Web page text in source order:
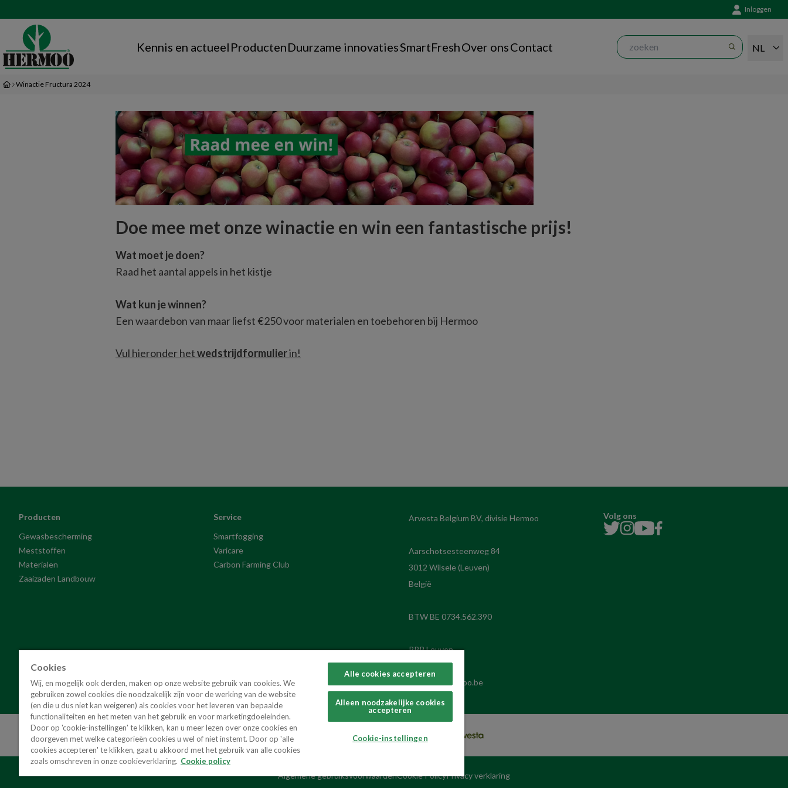
Inloggen
Kennis en actueel ProductenDuurzame innovatiesSmartFreshOver onsContact NL
Winactie Fructura 2024
Doe mee met onze winactie en win een fantastische prijs!
Wat moet je doen?
Raad het aantal appels in het kistje
Wat kun je winnen?
Een waardebon van maar liefst €250 voor materialen en toebehoren bij Hermoo
Vul hieronder het wedstrijdformulier in!
Producten
Gewasbescherming
Meststoffen
Materialen
Zaaizaden Landbouw
Service
Smartfogging
Varicare
Carbon Farming Club
Aarschotsesteenweg 84
3012 Wilsele (Leuven)
België
BTW BE 0734.562.390
RPR Leuven
hermoo@hermoo.be
Volg ons
Algemene gebruiksvoorwaardenCookie PolicyPrivacy verklaring
Cookies
Wij, en mogelijk ook derden, maken op onze website gebruik van cookies. We
gebruiken zowel cookies die noodzakelijk zijn voor de werking van de website
(en die u dus niet kan weigeren) als cookies voor het leveren van bepaalde
functionaliteiten en het meten van het gebruik en voor marketingdoeleinden.
Door op 'cookie-instellingen' te klikken, kan u meer lezen over onze cookies en
doorgeven met welke categorieën cookies u wel of niet instemt. Door op 'alle
cookies accepteren' te klikken, gaat u akkoord met het gebruik van alle cookies
zoals omschreven in onze cookieverklaring. Cookie policy
Alle cookies accepteren
Alleen noodzakelijke cookies
accepteren
Cookie-instellingen